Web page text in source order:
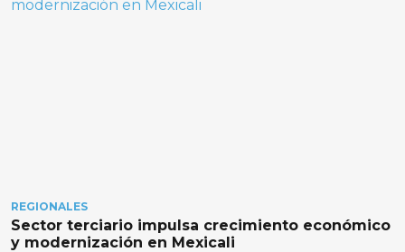
REGIONALES
Sector terciario impulsa crecimiento económico
y modernización en Mexicali